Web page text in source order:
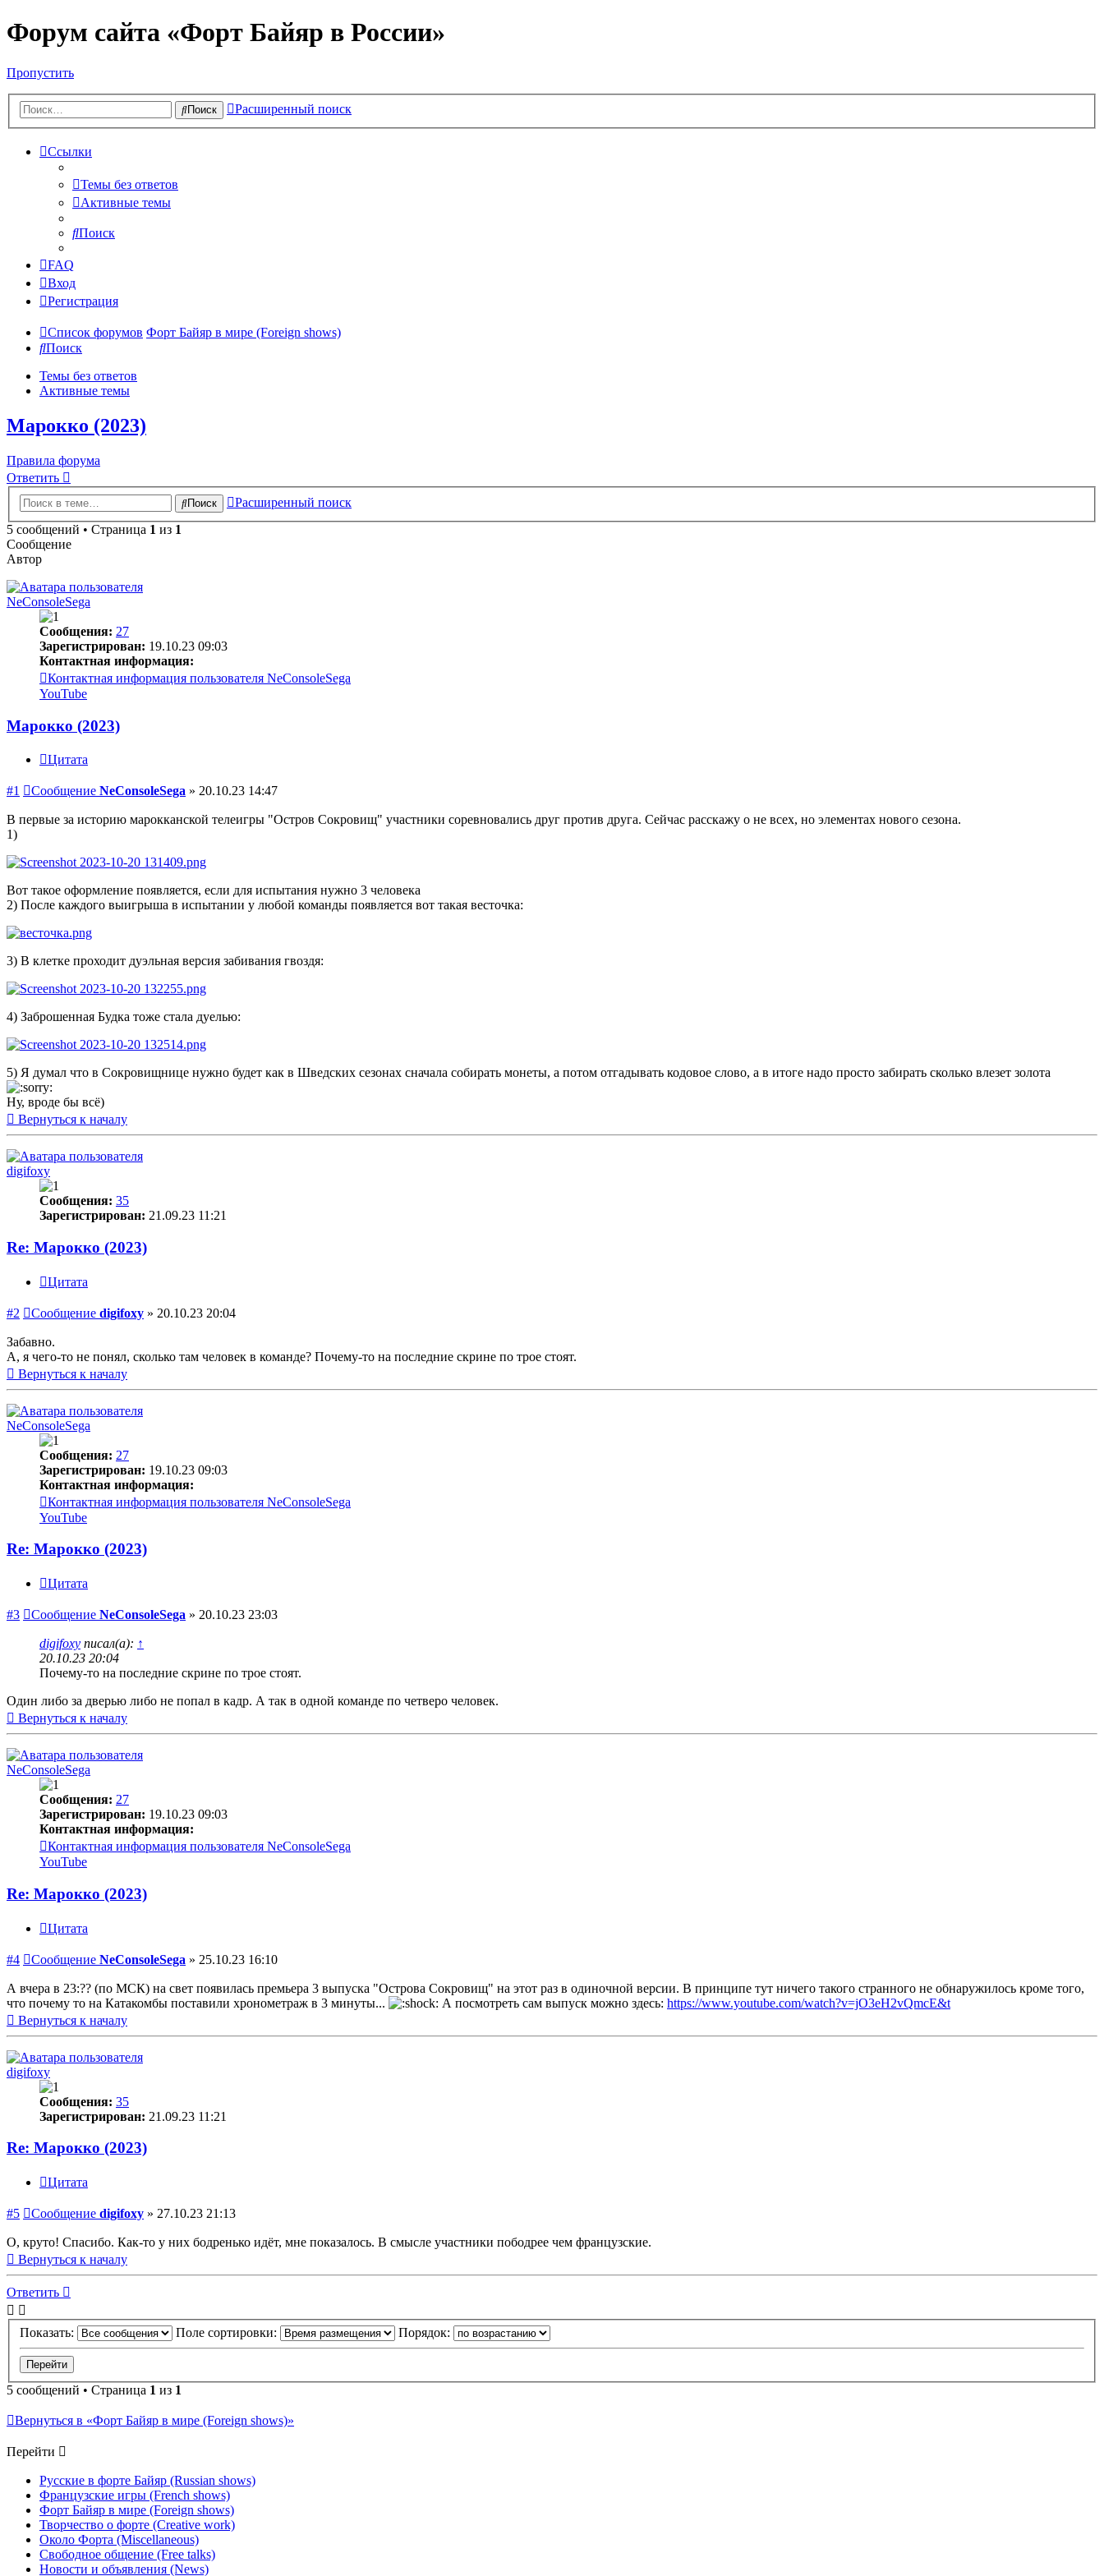
Форум сайта «Форт Байяр в России»
Пропустить
Поиск Расширенный поиск
Ссылки
Темы без ответов
Активные темы
Поиск
FAQ
Вход
Регистрация
Список форумов Форт Байяр в мире (Foreign shows)
Поиск
Темы без ответов
Активные темы
Марокко (2023)
Правила форума
Ответить
Поиск
Расширенный поиск
5 сообщений • Страница 1 из 1
Сообщение
Автор
NeConsoleSega
Сообщения: 27
Зарегистрирован: 19.10.23 09:03
Контактная информация:
Контактная информация пользователя NeConsoleSega
YouTube
Марокко (2023)
Цитата
#1 Сообщение NeConsoleSega » 20.10.23 14:47
В первые за историю марокканской телеигры "Остров Сокровищ" участники соревновались друг против друга. Сейчас расскажу о не всех, но элементах нового сезона.
1)
Вот такое оформление появляется, если для испытания нужно 3 человека
2) После каждого выигрыша в испытании у любой команды появляется вот такая весточка:
3) В клетке проходит дуэльная версия забивания гвоздя:
4) Заброшенная Будка тоже стала дуелью:
5) Я думал что в Сокровищнице нужно будет как в Шведских сезонах сначала собирать монеты, а потом отгадывать кодовое слово, а в итоге надо просто забирать сколько влезет золота
Ну, вроде бы всё)
Вернуться к началу
digifoxy
Сообщения: 35
Зарегистрирован: 21.09.23 11:21
Re: Марокко (2023)
Цитата
#2 Сообщение digifoxy » 20.10.23 20:04
Забавно.
А, я чего-то не понял, сколько там человек в команде? Почему-то на последние скрине по трое стоят.
Вернуться к началу
NeConsoleSega
Сообщения: 27
Зарегистрирован: 19.10.23 09:03
Контактная информация:
Контактная информация пользователя NeConsoleSega
YouTube
Re: Марокко (2023)
Цитата
#3 Сообщение NeConsoleSega » 20.10.23 23:03
digifoxy писал(а): ↑
20.10.23 20:04
Почему-то на последние скрине по трое стоят.
Один либо за дверью либо не попал в кадр. А так в одной команде по четверо человек.
Вернуться к началу
NeConsoleSega
Сообщения: 27
Зарегистрирован: 19.10.23 09:03
Контактная информация:
Контактная информация пользователя NeConsoleSega
YouTube
Re: Марокко (2023)
Цитата
#4 Сообщение NeConsoleSega » 25.10.23 16:10
А вчера в 23:?? (по МСК) на свет появилась премьера 3 выпуска "Острова Сокровищ" на этот раз в одиночной версии. В принципе тут ничего такого странного не обнаружилось кроме того,
что почему то на Катакомбы поставили хронометраж в 3 минуты...
А посмотреть сам выпуск можно здесь: https://www.youtube.com/watch?v=jO3eH2vQmcE&t
Вернуться к началу
digifoxy
Сообщения: 35
Зарегистрирован: 21.09.23 11:21
Re: Марокко (2023)
Цитата
#5 Сообщение digifoxy » 27.10.23 21:13
О, круто! Спасибо. Как-то у них бодренько идёт, мне показалось. В смысле участники пободрее чем французские.
Вернуться к началу
Ответить
Показать: Поле сортировки: Порядок:
5 сообщений • Страница 1 из 1
Вернуться в «Форт Байяр в мире (Foreign shows)»
Перейти
Русские в форте Байяр (Russian shows)
Французские игры (French shows)
Форт Байяр в мире (Foreign shows)
Творчество о форте (Creative work)
Около Форта (Miscellaneous)
Свободное общение (Free talks)
Новости и объявления (News)